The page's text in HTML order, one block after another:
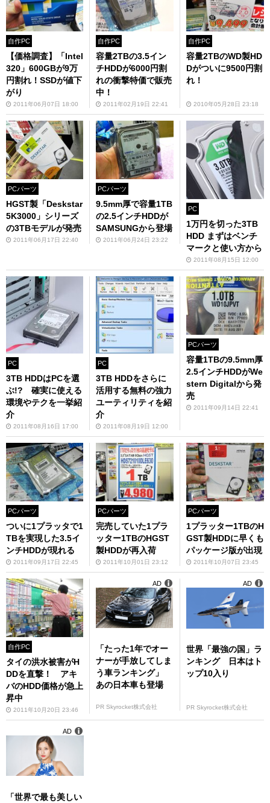
自作PC
【価格調査】「Intel
320」600GBが9万
円割れ！SSDが値下
がり
2011年06月07日 18:00
自作PC
容量2TBの3.5イン
チHDDが6000円割
れの衝撃特価で販売
中！
2011年02月19日 22:41
自作PC
容量2TBのWD製HD
Dがついに9500円割
れ！
2010年05月28日 23:18
PCパーツ
HGST製「Deskstar
5K3000」シリーズ
の3TBモデルが発売
2011年06月17日 22:40
PCパーツ
9.5mm厚で容量1TB
の2.5インチHDDが
SAMSUNGから登場
2011年06月24日 23:22
PC
1万円を切った3TB
HDD まずはベンチ
マークと使い方から
2011年08月15日 12:00
PC
3TB HDDはPCを選
ぶ!? 確実に使える
環境やテクを一挙紹
介
2011年08月16日 17:00
PC
3TB HDDをさらに
活用する無料の強力
ユーティリティを紹
介
2011年08月19日 12:00
PCパーツ
容量1TBの9.5mm厚
2.5インチHDDがWe
stern Digitalから発
売
2011年09月14日 22:41
PCパーツ
ついに1プラッタで1
TBを実現した3.5イ
ンチHDDが現れる
2011年09月17日 22:45
PCパーツ
完売していた1プラ
ッター1TBのHGST
製HDDが再入荷
2011年10月01日 23:12
PCパーツ
1プラッター1TBのH
GST製HDDに早くも
パッケージ版が出現
2011年10月07日 23:45
自作PC
タイの洪水被害がH
DDを直撃！ アキ
バのHDD価格が急上
昇中
2011年10月20日 23:46
「たった1年でオー
ナーが手放してしま
う車ランキング」
あの日本車も登場
PR Skyrocket株式会社
AD
世界「最強の国」ラ
ンキング 日本はト
ップ10入り
PR Skyrocket株式会社
AD
「世界で最も美しい
AD